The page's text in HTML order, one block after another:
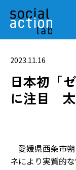
2023.11.16
日本初「
に注目
愛媛県西条市
ネにより実質的